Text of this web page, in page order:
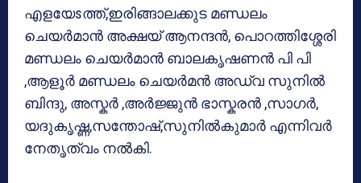
എളയേsത്ത്,ഇരിങ്ങാലക്കുട മണ്ഡലം
ചെയർമാൻ അക്ഷയ് ആനന്ദൻ, പൊറത്തിശ്ശേരി
മണ്ഡലം ചെയർമാൻ ബാലകൃഷണൻ പി പി
,ആളൂർ മണ്ഡലം ചെയർമൻ അഡ്വ സുനിൽ
ബിന്ദു, അസ്കർ ,അർജ്ജുൻ ഭാസ്കരൻ ,സാഗർ,
യദുകൃഷ്ണ,സന്തോഷ്,സുനിൽകുമാർ എന്നിവർ
നേതൃത്വം നൽകി.